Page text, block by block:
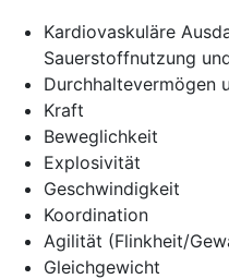
Kardiovaskuläre
Sauerstoffnutzung
Durchhaltevermögen
Kraft
Beweglichkeit
Explosivität
Geschwindigkeit
Koordination
Agilität (Flinkheit/
Gleichgewicht